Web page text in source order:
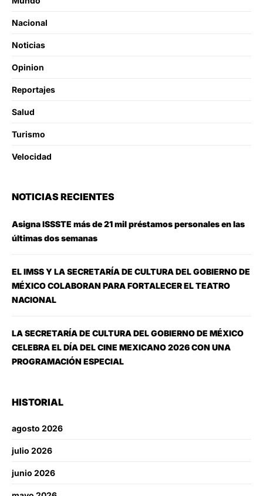
Nacional
Noticias
Opinion
Reportajes
Salud
Turismo
Velocidad
NOTICIAS RECIENTES
Asigna ISSSTE más de 21 mil préstamos personales en las
últimas dos semanas
EL IMSS Y LA SECRETARÍA DE CULTURA DEL GOBIERNO DE
MÉXICO COLABORAN PARA FORTALECER EL TEATRO
NACIONAL
LA SECRETARÍA DE CULTURA DEL GOBIERNO DE MÉXICO
CELEBRA EL DÍA DEL CINE MEXICANO 2026 CON UNA
PROGRAMACIÓN ESPECIAL
HISTORIAL
agosto 2026
julio 2026
junio 2026